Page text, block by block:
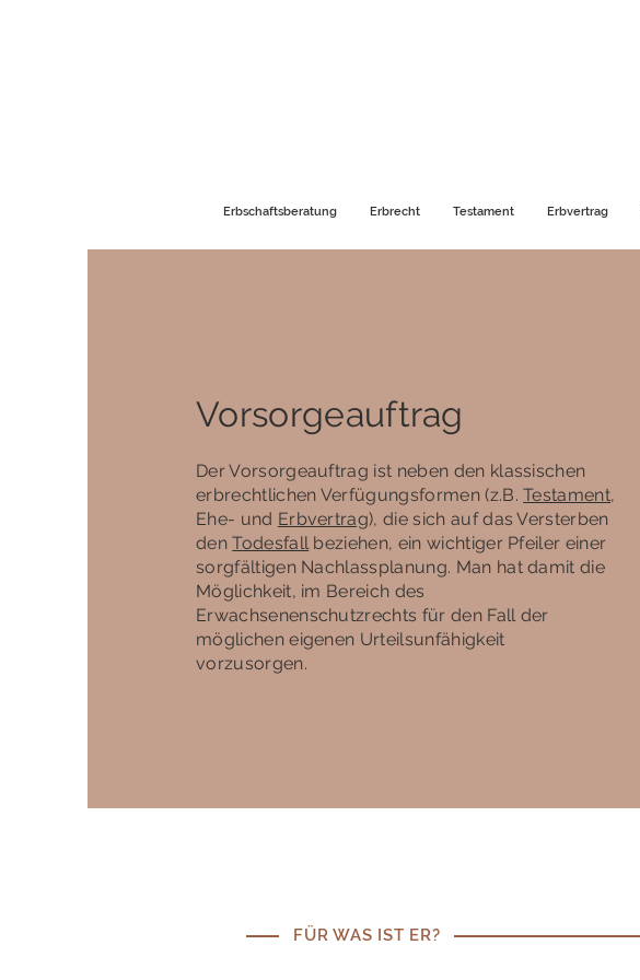
Erbschaftsberatung Erbrecht Testament Erbvertrag
Vorsorgeauftrag
Der Vorsorgeauftrag ist neben den klassischen
erbrechtlichen Verfügungsformen (z.B.Testament,
Ehe- und Erbvertrag), die sich auf das Versterben
denTodesfallbeziehen, ein wichtiger Pfeiler einer
sorgfältigen Nachlassplanung. Man hat damit die
Möglichkeit, im Bereich des
Erwachsenenschutzrechts für den Fall der
möglichen eigenen Urteilsunfähigkeit
vorzusorgen.
FÜR WAS IST ER?